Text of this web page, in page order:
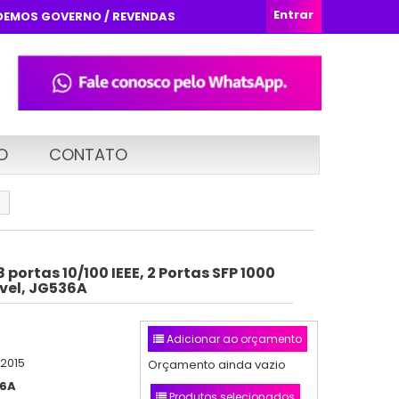
Entrar
GOVERNO / REVENDAS
CONTATO
portas 10/100 IEEE, 2 Portas SFP 1000
JG536A
Adicionar ao orçamento
Orçamento ainda vazio